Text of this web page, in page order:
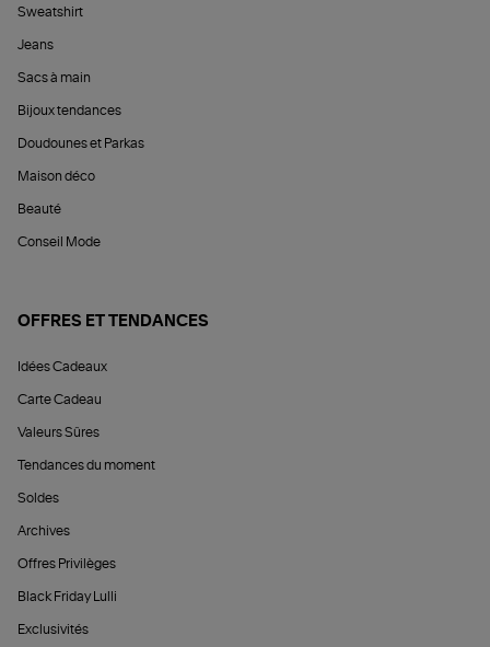
Sweatshirt
Jeans
Sacs à main
Bijoux tendances
Doudounes et Parkas
Maison déco
Beauté
Conseil Mode
OFFRES ET TENDANCES
Idées Cadeaux
Carte Cadeau
Valeurs Sûres
Tendances du moment
Soldes
Archives
Offres Privilèges
Black Friday Lulli
Exclusivités